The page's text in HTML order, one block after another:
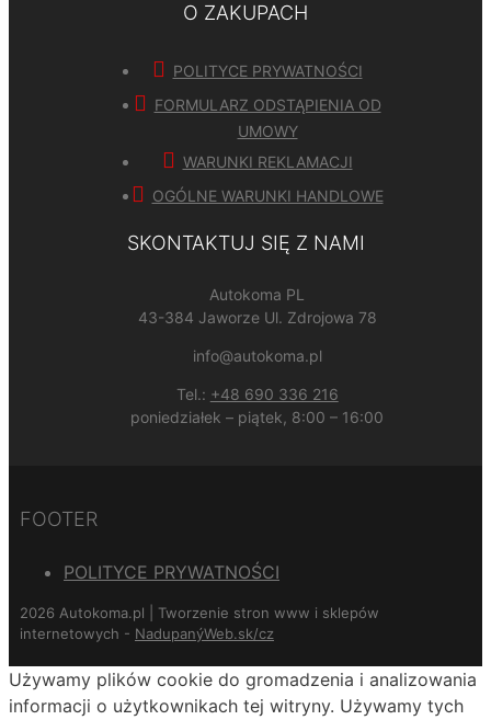
O ZAKUPACH
POLITYCE PRYWATNOŚCI
FORMULARZ ODSTĄPIENIA OD
UMOWY
WARUNKI REKLAMACJI
OGÓLNE WARUNKI HANDLOWE
SKONTAKTUJ SIĘ Z NAMI
Autokoma PL
43-384 Jaworze Ul. Zdrojowa 78
info@autokoma.pl
Tel.: +48 690 336 216
poniedziałek – piątek, 8:00 – 16:00
FOOTER
POLITYCE PRYWATNOŚCI
2026 Autokoma.pl | Tworzenie stron www i sklepów
internetowych - NadupanýWeb.sk/cz
Używamy plików cookie do gromadzenia i analizowania
informacji o użytkownikach tej witryny. Używamy tych